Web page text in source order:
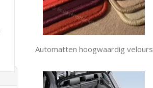
Automatten hoogwaardig velours